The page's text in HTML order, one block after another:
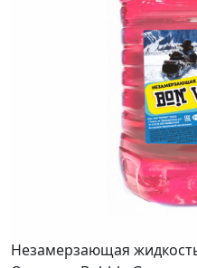
Незамерзающая